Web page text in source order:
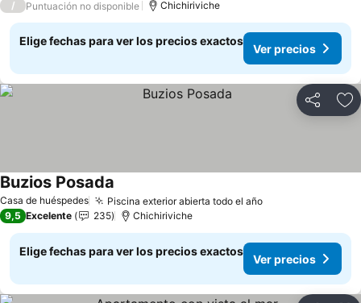
/
Puntuación no disponible Chichiriviche
Elige fechas para ver los precios exactos
Ver precios
Compartir
Casa de huéspedes Piscina exterior abierta todo el añoVer precios
Buzios Posada
9,5 Excelente 235 Chichiriviche
Elige fechas para ver los precios exactos
Ver precios